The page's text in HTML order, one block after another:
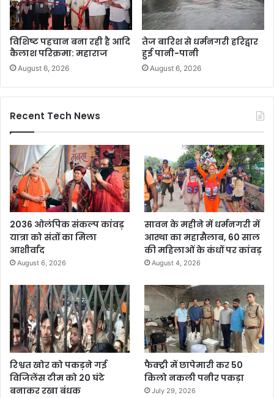
विशिष्ट पहचान बना रही है आदि
कैलाश परिक्रमा: महाराज
August 6, 2026
तेज बारिश से धर्मनगरी हरिद्वार
हुई पानी-पानी
August 6, 2026
Recent Tech News
2036 ओलंपिक संकल्प कांवड़
यात्रा को संतों का मिला
आशीर्वाद
August 6, 2026
सावन के महीने में धर्मनगरी में
आस्था का महासैलाब, 60 साल
की महिलाओं के कंधों पर कांवड़
August 4, 2026
रिश्वत खोर को पकड़ने गई
विजिलेंस टीम को 20 घंटे
बनाकर रखा बंधक
फैक्ट्री में छापेमारी कर 50
किलो नकली पनीर पकड़ा
July 29, 2026